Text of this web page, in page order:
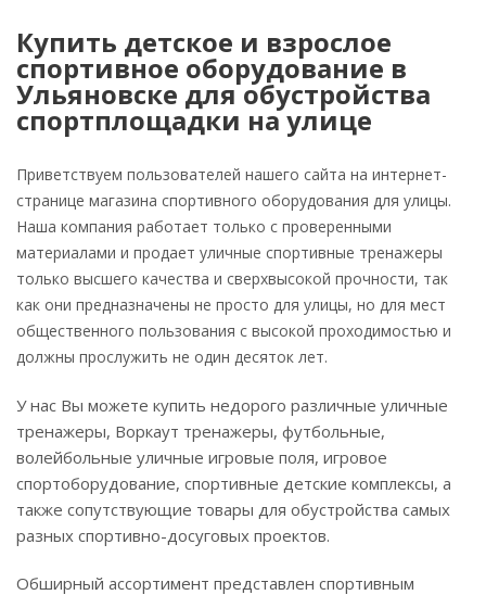
Купить детское и взрослое
спортивное оборудование в
Ульяновске для обустройства
спортплощадки на улице
Приветствуем пользователей нашего сайта на интернет-
странице магазина спортивного оборудования для улицы.
Наша компания работает только с проверенными
материалами и продает уличные спортивные тренажеры
только высшего качества и сверхвысокой прочности, так
как они предназначены не просто для улицы, но для мест
общественного пользования с высокой проходимостью и
должны прослужить не один десяток лет.
У нас Вы можете купить недорого различные уличные
тренажеры, Воркаут тренажеры, футбольные,
волейбольные уличные игровые поля, игровое
спортоборудование, спортивные детские комплексы, а
также сопутствующие товары для обустройства самых
разных спортивно-досуговых проектов.
Обширный ассортимент представлен спортивным